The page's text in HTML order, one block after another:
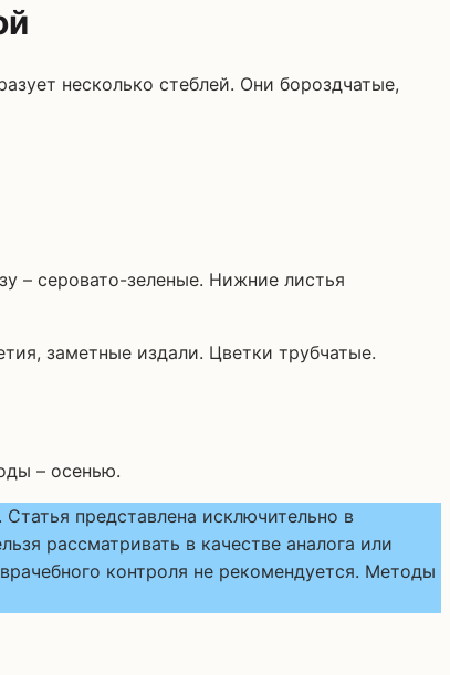
несколько стеблей. Они бороздчатые,
– серовато-зеленые. Нижние листья
заметные издали. Цветки трубчатые.
– осенью.
представлена исключительно в
рассматривать в качестве аналога или
контроля не рекомендуется. Методы